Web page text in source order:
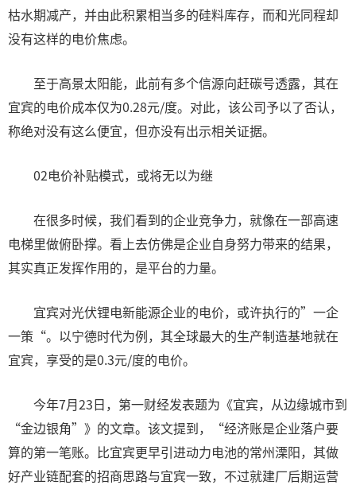
枯水期减产，并由此积累相当多的硅料库存，而和光同程却
没有这样的电价焦虑。
至于高景太阳能，此前有多个信源向赶碳号透露，其在
宜宾的电价成本仅为0.28元/度。对此，该公司予以了否认，
称绝对没有这么便宜，但亦没有出示相关证据。
02电价补贴模式，或将无以为继
在很多时候，我们看到的企业竞争力，就像在一部高速
电梯里做俯卧撑。看上去仿佛是企业自身努力带来的结果，
其实真正发挥作用的，是平台的力量。
宜宾对光伏锂电新能源企业的电价，或许执行的”一企
一策“。以宁德时代为例，其全球最大的生产制造基地就在
宜宾，享受的是0.3元/度的电价。
今年7月23日，第一财经发表题为《宜宾，从边缘城市到
“金边银角”》的文章。该文提到，“经济账是企业落户要
算的第一笔账。比宜宾更早引进动力电池的常州溧阳，其做
好产业链配套的招商思路与宜宾一致，不过就建厂后期运营